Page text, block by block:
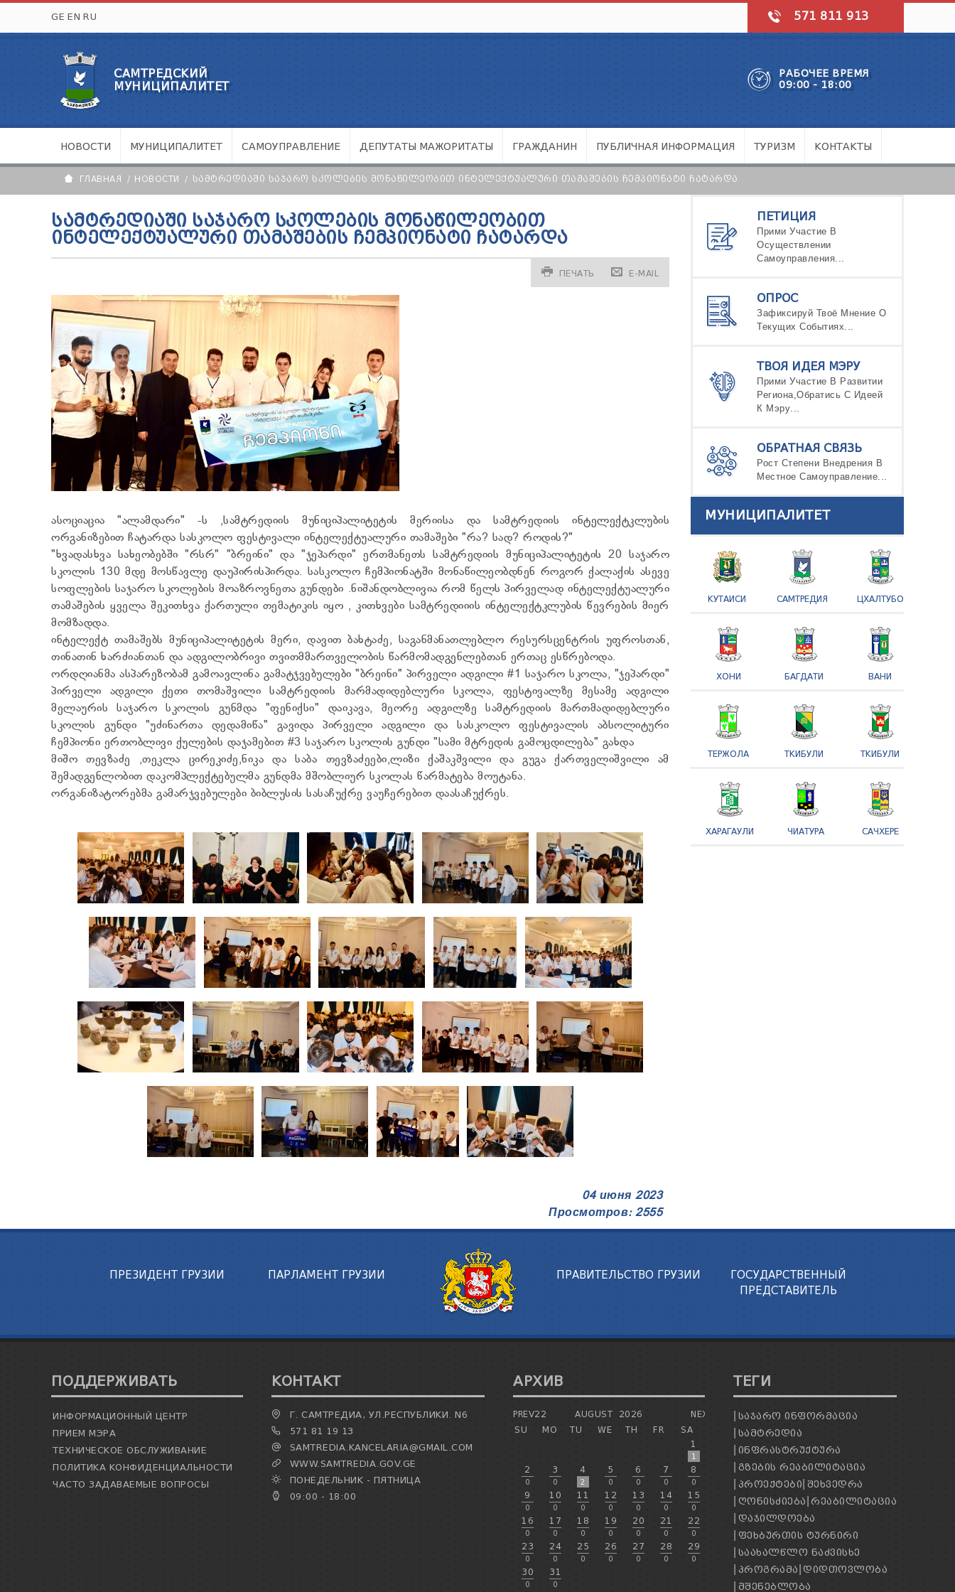
GE EN RU 571 811 913
САМТРЕДСКИЙ
МУНИЦИПАЛИТЕТ
РАБОЧЕЕ ВРЕМЯ
09:00 - 18:00
НОВОСТИ МУНИЦИПАЛИТЕТ САМОУПРАВЛЕНИЕ ДЕПУТАТЫ МАЖОРИТАТЫ ГРАЖДАНИН ПУБЛИЧНАЯ ИНФОРМАЦИЯ ТУРИЗМ КОНТАКТЫ
ГЛАВНАЯ НОВОСТИ ᲡᲐᲛᲢᲠᲔᲓᲘᲐᲨᲘ ᲡᲐᲯᲐᲠᲝ ᲡᲙᲝᲚᲔᲑᲘᲡ ᲛᲝᲜᲐᲬᲘᲚᲔᲝᲑᲘᲗ ᲘᲜᲢᲔᲚᲔᲥᲢᲣᲐᲚᲣᲠᲘ ᲗᲐᲛᲐᲨᲔᲑᲘᲡ ᲩᲔᲛᲞᲘᲝᲜᲐᲢᲘ ᲩᲐᲢᲐᲠᲓᲐ
ᲡᲐᲛᲢᲠᲔᲓᲘᲐᲨᲘ ᲡᲐᲯᲐᲠᲝ ᲡᲙᲝᲚᲔᲑᲘᲡ ᲛᲝᲜᲐᲬᲘᲚᲔᲝᲑᲘᲗ
ᲘᲜᲢᲔᲚᲔᲥᲢᲣᲐᲚᲣᲠᲘ ᲗᲐᲛᲐᲨᲔᲑᲘᲡ ᲩᲔᲛᲞᲘᲝᲜᲐᲢᲘ ᲩᲐᲢᲐᲠᲓᲐ
ПЕЧАТЬ E-MAIL
ასოციაცია "ალამდარი" -ს ,სამტრედიის მუნიციპალიტეტის მერიისა და სამტრედიის ინტელექტკლუბის
ორგანიზებით ჩატარდა სასკოლო ფესტივალი ინტელექტუალური თამაშები "რა? სად? როდის?"
"ხვადასხვა სახეობებში "რსრ" "ბრეინი" და "ჯეპარდი" ერთმანეთს სამტრედიის მუნიციპალიტეტის 20 საჯარო
სკოლის 130 მდე მოსწავლე დაუპირისპირდა. სასკოლო ჩემპიონატში მონაწილეობდნენ როგორ ქალაქის ასევე
სოფლების საჯარო სკოლების მოაზროვნეთა გუნდები .ნიშანდობლივია რომ წელს პირველად ინტელექტუალური
თამაშების ყველა შეკითხვა ქართული თემატიკის იყო , კითხვები სამტრედიიის ინტელექტკლუბის წევრების მიერ
მომზადდა.
ინტელექტ თამაშებს მუნიციპალიტეტის მერი, დავით ბახტაძე, საგანმანათლებლო რესურსცენტრის უფროსთან,
თინათინ ხარძიანთან და ადგილობრივი თვითმმართველობის წარმომადგენლებთან ერთაც ესწრებოდა.
ორდღიანმა ასპარეზობამ გამოავლინა გამატჯვებულები "ბრეინი" პირველი ადგილი #1 საჯარო სკოლა, "ჯეპარდი"
პირველი ადგილი ქეთი თომაშვილი სამტრედიის მარმადიდებლური სკოლა, ფესტივალზე მესამე ადგილი
მელაურის საჯარო სკოლის გუნმდა "ფენიქსი" დაიკავა, მეორე ადგილზე სამტრედიის მართმადიდებლური
სკოლის გუნდი "უძინართა დედამიწა" გავიდა პირველი ადგილი და სასკოლო ფესტივალის აბსოლიტური
ჩემპიონი ერთობლივი ქულების დაჯამებით #3 საჯარო სკოლის გუნდი "სამი მტრედის გამოცდილება" გახდა
მიშო თევზაძე ,თეკლა ცირეკიძე,ნიკა და საბა თევზაძეები,ლიზი ქაშაკშვილი და გუგა ქართველიშვილი ამ
შემადგენლობით დაკომპლექტებულმა გუნდმა მშობლიურ სკოლას წარმატება მოუტანა.
ორგანიზატორებმა გამარჯვებულები ბიბლუსის სასაჩუქრე ვაუჩერებით დაასაჩუქრეს.
04 июня 2023
Просмотров: 2555
ПЕТИЦИЯ
Прими Участие В
Осуществлении
Самоуправления...
ОПРОС
Зафиксируй Твоё Мнение О
Текущих Событиях...
ТВОЯ ИДЕЯ МЭРУ
Прими Участие В Развитии
Региона,Обратись С Идеей
К Мэру...
ОБРАТНАЯ СВЯЗЬ
Рост Степени Внедрения В
Местное Самоуправление...
МУНИЦИПАЛИТЕТ
КУТАИСИ САМТРЕДИЯ ЦХАЛТУБО
ХОНИ БАГДАТИ ВАНИ
ТЕРЖОЛА ТКИБУЛИ ТКИБУЛИ
ХАРАГАУЛИ ЧИАТУРА САЧХЕРЕ
ПРЕЗИДЕНТ ГРУЗИИ ПАРЛАМЕНТ ГРУЗИИ ПРАВИТЕЛЬСТВО ГРУЗИИ
ГОСУДАРСТВЕННЫЙ
ПРЕДСТАВИТЕЛЬ
ПОДДЕРЖИВАТЬ
ИНФОРМАЦИОННЫЙ ЦЕНТР
ПРИЕМ МЭРА
ТЕХНИЧЕСКОЕ ОБСЛУЖИВАНИЕ
ПОЛИТИКА КОНФИДЕНЦИАЛЬНОСТИ
ЧАСТО ЗАДАВАЕМЫЕ ВОПРОСЫ
КОНТАКТ
Г. САМТРЕДИА, УЛ.РЕСПУБЛИКИ. N6
571 81 19 13
SAMTREDIA.KANCELARIA@GMAIL.COM
WWW.SAMTREDIA.GOV.GE
ПОНЕДЕЛЬНИК - ПЯТНИЦА
09:00 - 18:00
АРХИВ
PREV22 NEXT
AUGUST
2026
SU
MO TU WE TH FR
SA
1
1
2
0
3
0
4
2
5
0
6
0
7
0
8
0
9
0
10
0
11
0
12
0
13
0
14
0
15
0
16
0
17
0
18
0
19
0
20
0
21
0
22
0
23
0
24
0
25
0
26
0
27
0
28
0
29
0
30
0
31
0
ТЕГИ
ᲡᲐᲯᲐᲠᲝ ᲘᲜᲤᲝᲠᲛᲐᲪᲘᲐ
ᲡᲐᲛᲢᲠᲔᲓᲘᲐ
ᲘᲜᲤᲠᲐᲡᲢᲠᲣᲥᲢᲣᲠᲐ
ᲒᲖᲔᲑᲘᲡ ᲠᲔᲐᲑᲘᲚᲘᲢᲐᲪᲘᲐ
ᲞᲠᲝᲔᲥᲢᲔᲑᲘ ᲨᲔᲮᲕᲔᲓᲠᲐ
ᲦᲝᲜᲘᲡᲫᲘᲔᲑᲐ ᲠᲔᲐᲑᲘᲚᲘᲢᲐᲪᲘᲐ
ᲓᲐᲯᲘᲚᲓᲝᲔᲑᲐ
ᲤᲔᲮᲑᲣᲠᲗᲘᲡ ᲢᲣᲠᲜᲘᲠᲘ
ᲡᲐᲐᲮᲐᲚᲬᲚᲝ ᲜᲐᲫᲕᲘᲡᲮᲔ
ᲞᲠᲝᲒᲠᲐᲛᲐ ᲓᲘᲓᲗᲝᲕᲚᲝᲑᲐ
ᲛᲨᲔᲜᲔᲑᲚᲝᲑᲐ